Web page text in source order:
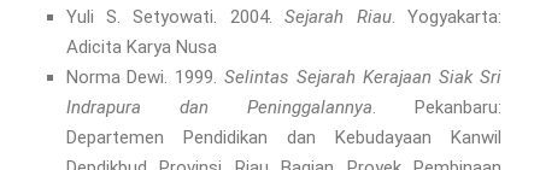
Yuli S. Setyowati. 2004. Sejarah Riau. Yogyakarta:
Adicita Karya Nusa
Norma Dewi. 1999.Selintas Sejarah Kerajaan Siak Sri
Indrapura dan Peninggalannya. Pekanbaru:
Departemen Pendidikan dan Kebudayaan Kanwil